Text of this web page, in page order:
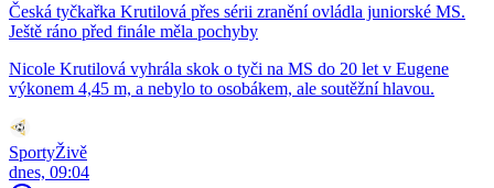
Česká tyčkařka Krutilová přes sérii zranění ovládla juniorské MS.
Ještě ráno před finále měla pochyby
Nicole Krutilová vyhrála skok o tyči na MS do 20 let v Eugene
výkonem 4,45 m, a nebylo to osobákem, ale soutěžní hlavou.
SportyŽivě
dnes, 09:04